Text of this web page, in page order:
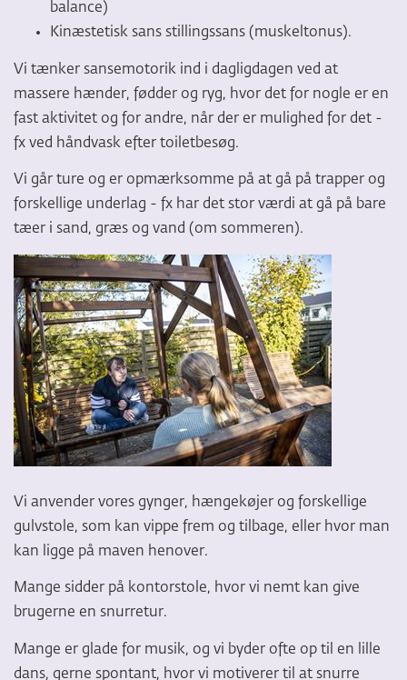
balance)
Kinæstetisk sans stillingssans (muskeltonus).
Vi tænker sansemotorik ind i dagligdagen ved at
massere hænder, fødder og ryg, hvor det for nogle er en
fast aktivitet og for andre, når der er mulighed for det -
fx ved håndvask efter toiletbesøg.
Vi går ture og er opmærksomme på at gå på trapper og
forskellige underlag - fx har det stor værdi at gå på bare
tæer i sand, græs og vand (om sommeren).
Vi anvender vores gynger, hængekøjer og forskellige
gulvstole, som kan vippe frem og tilbage, eller hvor man
kan ligge på maven henover.
Mange sidder på kontorstole, hvor vi nemt kan give
brugerne en snurretur.
Mange er glade for musik, og vi byder ofte op til en lille
dans, gerne spontant, hvor vi motiverer til at snurre